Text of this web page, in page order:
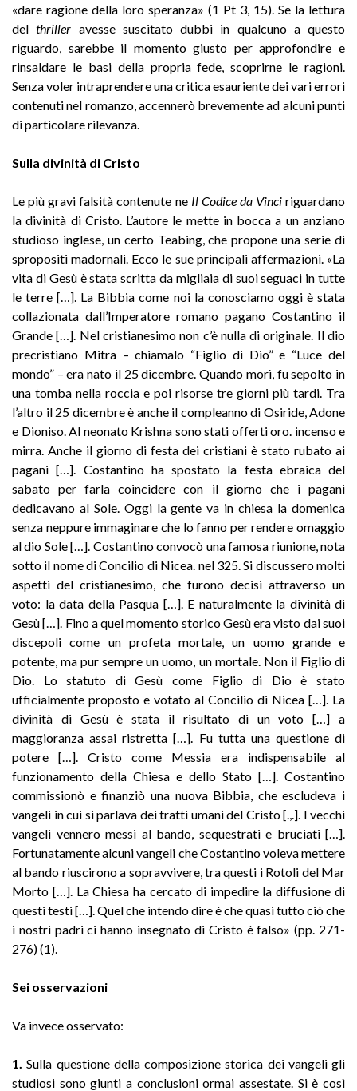
«dare ragione della loro speranza» (1 Pt 3, 15). Se la lettura
delthriller avesse suscitato dubbi in qualcuno a questo
riguardo, sarebbe il momento giusto per approfondire e
rinsaldare le basi della propria fede, scoprirne le ragioni.
Senza voler intraprendere una critica esauriente dei vari errori
contenuti nel romanzo, accennerò brevemente ad alcuni punti
di particolare rilevanza.
Sulla divinità di Cristo
Le più gravi falsità contenute ne Il Codice da Vinciriguardano
la divinità di Cristo. L’autore le mette in bocca a un anziano
studioso inglese, un certo Teabing, che propone una serie di
spropositi madornali. Ecco le sue principali affermazioni. «La
vita di Gesù è stata scritta da migliaia di suoi seguaci in tutte
le terre […]. La Bibbia come noi la conosciamo oggi è stata
collazionata dall’Imperatore romano pagano Costantino il
Grande […]. Nel cristianesimo non c’è nulla di originale. Il dio
precristiano Mitra – chiamalo “Figlio di Dio” e “Luce del
mondo” – era nato il 25 dicembre. Quando morì, fu sepolto in
una tomba nella roccia e poi risorse tre giorni più tardi. Tra
l’altro il 25 dicembre è anche il compleanno di Osiride, Adone
e Dioniso. Al neonato Krishna sono stati offerti oro. incenso e
mirra. Anche il giorno di festa dei cristiani è stato rubato ai
pagani […]. Costantino ha spostato la festa ebraica del
sabato per farla coincidere con il giorno che i pagani
dedicavano al Sole. Oggi la gente va in chiesa la domenica
senza neppure immaginare che lo fanno per rendere omaggio
al dio Sole […]. Costantino convocò una famosa riunione, nota
sotto il nome di Concilio di Nicea. nel 325. Si discussero molti
aspetti del cristianesimo, che furono decisi attraverso un
voto: la data della Pasqua […]. E naturalmente la divinità di
Gesù […]. Fino a quel momento storico Gesù era visto dai suoi
discepoli come un profeta mortale, un uomo grande e
potente, ma pur sempre un uomo, un mortale. Non il Figlio di
Dio. Lo statuto di Gesù come Figlio di Dio è stato
ufficialmente proposto e votato al Concilio di Nicea […]. La
divinità di Gesù è stata il risultato di un voto […] a
maggioranza assai ristretta […]. Fu tutta una questione di
potere […]. Cristo come Messia era indispensabile al
funzionamento della Chiesa e dello Stato […]. Costantino
commissionò e finanziò una nuova Bibbia, che escludeva i
vangeli in cui si parlava dei tratti umani del Cristo [.,.]. I vecchi
vangeli vennero messi al bando, sequestrati e bruciati […].
Fortunatamente alcuni vangeli che Costantino voleva mettere
al bando riuscirono a sopravvivere, tra questi i Rotoli del Mar
Morto […]. La Chiesa ha cercato di impedire la diffusione di
questi testi […]. Quel che intendo dire è che quasi tutto ciò che
i nostri padri ci hanno insegnato di Cristo è falso» (pp. 271-
276) (1).
Sei osservazioni
Va invece osservato:
1.
Sulla questione della composizione storica dei vangeli gli
studiosi sono giunti a conclusioni ormai assestate. Si è così